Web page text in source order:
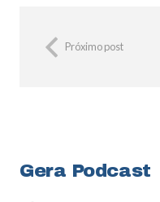
Próximo post
Gera Podcast